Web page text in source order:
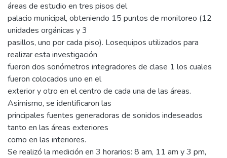
áreas de estudio en tres pisos del
palacio municipal, obteniendo 15 puntos de monitoreo (12
unidades orgánicas y 3
pasillos, uno por cada piso). Losequipos utilizados para
realizar esta investigación
fueron dos sonómetros integradores de clase 1 los cuales
fueron colocados uno en el
exterior y otro en el centro de cada una de las áreas.
Asimismo, se identificaron las
principales fuentes generadoras de sonidos indeseados
tanto en las áreas exteriores
como en las interiores.
Se realizó la medición en 3 horarios: 8 am, 11 am y 3 pm,